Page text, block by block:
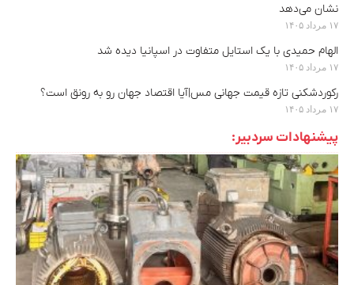
نشان می‌دهد
۱۷ مرداد ۱۴۰۵
الهام حمیدی با یک استایل متفاوت در اسپانیا دیده شد
۱۷ مرداد ۱۴۰۵
رکوردشکنی تازه قیمت جهانی مس|آیا اقتصاد جهان رو به رونق است؟
۱۷ مرداد ۱۴۰۵
پیشنهادات سردبیر: